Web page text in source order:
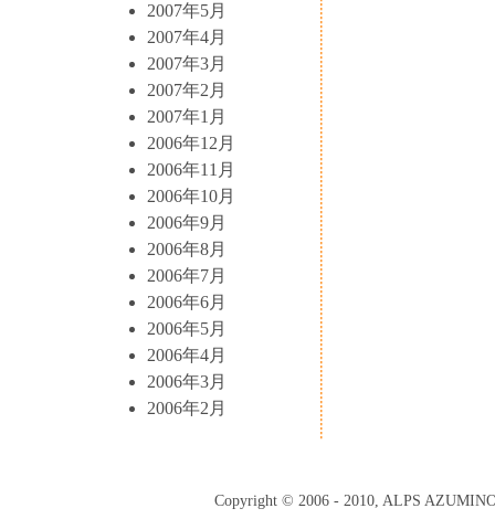
2007年5月
2007年4月
2007年3月
2007年2月
2007年1月
2006年12月
2006年11月
2006年10月
2006年9月
2006年8月
2006年7月
2006年6月
2006年5月
2006年4月
2006年3月
2006年2月
Copyright © 2006 - 2010, ALPS